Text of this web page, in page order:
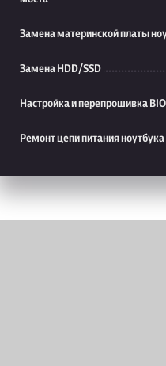
Замена материнской платы
Замена HDD/SSD
Настройка и перепрошивка
Ремонт цепи питания ноутбука